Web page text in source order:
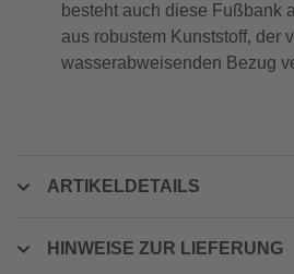
besteht auch diese Fußbank
aus robustem Kunststoff, der
wasserabweisenden Bezug
ARTIKELDETAILS
HINWEISE ZUR LIEFERUNG